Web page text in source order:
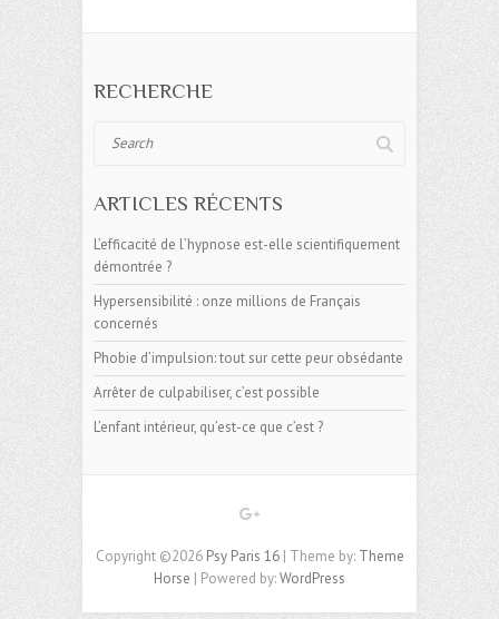
RECHERCHE
ARTICLES RÉCENTS
L’efficacité de l’hypnose est-elle scientifiquement
démontrée ?
Hypersensibilité : onze millions de Français
concernés
Phobie d’impulsion: tout sur cette peur obsédante
Arrêter de culpabiliser, c’est possible
L’enfant intérieur, qu’est-ce que c’est ?
Copyright ©2026 Psy Paris 16| Theme by: Theme
Horse | Powered by:WordPress